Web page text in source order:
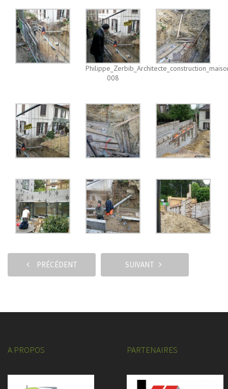
008
PRÉCÉDENT SUIVANT
A PROPOS PARTENAIRES